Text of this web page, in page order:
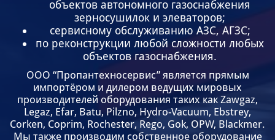
объектов автономного газоснабжения
зерносушилок и элеваторов;
сервисному обслуживанию АЗС, АГЗС;
по реконструкции любой сложности любых
объектов газоснабжения.
ООО “Пропантехносервис” является прямым
импортёром и дилером ведущих мировых
производителей оборудования таких как Zawgaz,
Legaz, Efar, Batu, Pilzno, Hydro-Vacuum, Ebstrey,
Corken, Coprim, Rochester, Rego, Gok, OPW, Blackmer.
Мы также производим собственное оборудование